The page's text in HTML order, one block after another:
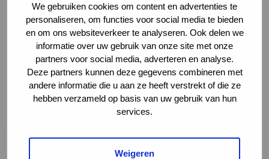
We gebruiken cookies om content en advertenties te
personaliseren, om functies voor social media te bieden
en om ons websiteverkeer te analyseren. Ook delen we
informatie over uw gebruik van onze site met onze
partners voor social media, adverteren en analyse.
Deze partners kunnen deze gegevens combineren met
andere informatie die u aan ze heeft verstrekt of die ze
hebben verzameld op basis van uw gebruik van hun
services.
Weigeren
Volledige omschrijving*